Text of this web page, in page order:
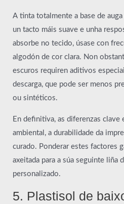
A tinta totalmente a base de
un tacto máis suave e unha
absorbe no tecido, úsase con
algodón de cor clara. Non
escuros requiren aditivos
descarga, que pode ser menos
ou sintéticos.
En definitiva, as diferenzas
ambiental, a durabilidade da
curado. Ponderar estes factores
axeitada para a súa seguinte liña
personalizado.
5. Plastisol de